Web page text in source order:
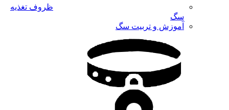
ظروف تغذیه
سگ
آموزش و تربیت سگ